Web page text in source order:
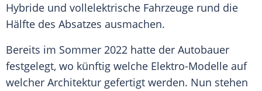
Hybride und vollelektrische Fahrzeuge rund die
Hälfte des Absatzes ausmachen.
Bereits im Sommer 2022 hatte der Autobauer
festgelegt, wo künftig welche Elektro-Modelle auf
welcher Architektur gefertigt werden. Nun stehen